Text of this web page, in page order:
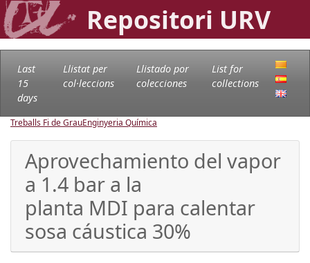
Repositori URV
Last
15
days
Llistat per
col·leccions
Llistado por
colecciones
List for
collections
Treballs Fi de GrauEnginyeria Química
Aprovechamiento del vapor
a 1.4 bar a la
planta MDI para calentar
sosa cáustica 30%